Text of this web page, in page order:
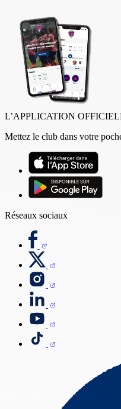
L’APPLICATION
Mettez le club dans votre
Réseaux sociaux